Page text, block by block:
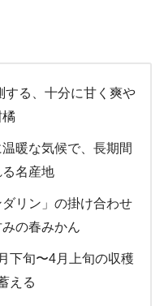
する、十分に甘く爽や
暖な気候で、長期間
名産地
ダリン」の掛け合わせ
の春みかん
下旬〜4月上旬の収穫
える